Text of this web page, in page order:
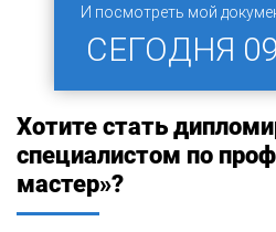
И посмотреть мой
СЕГОДНЯ
Хотите стать
специалистом по
мастер»?